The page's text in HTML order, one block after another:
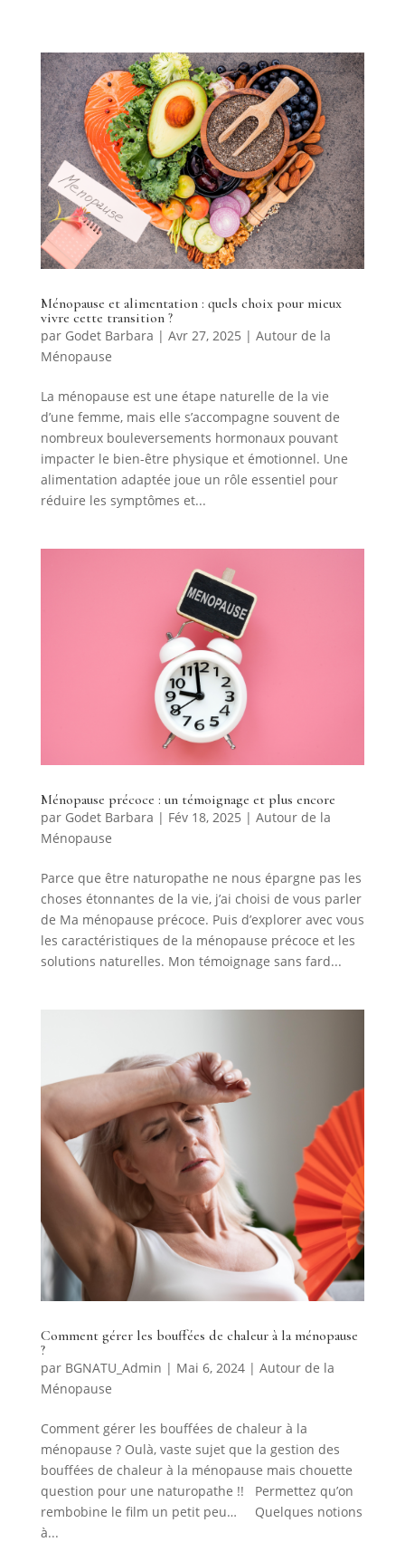
Ménopause et alimentation : quels choix pour mieux
vivre cette transition ?
par Godet Barbara | Avr 27, 2025 | Autour de la
Ménopause
La ménopause est une étape naturelle de la vie
d’une femme, mais elle s’accompagne souvent de
nombreux bouleversements hormonaux pouvant
impacter le bien-être physique et émotionnel. Une
alimentation adaptée joue un rôle essentiel pour
réduire les symptômes et...
Ménopause précoce : un témoignage et plus encore
par Godet Barbara | Fév 18, 2025 | Autour de la
Ménopause
Parce que être naturopathe ne nous épargne pas les
choses étonnantes de la vie, j’ai choisi de vous parler
de Ma ménopause précoce. Puis d’explorer avec vous
les caractéristiques de la ménopause précoce et les
solutions naturelles. Mon témoignage sans fard...
Comment gérer les bouffées de chaleur à la ménopause
?
par BGNATU_Admin | Mai 6, 2024| Autour de la
Ménopause
Comment gérer les bouffées de chaleur à la
ménopause ? Oulà, vaste sujet que la gestion des
bouffées de chaleur à la ménopause mais chouette
question pour une naturopathe !! Permettez qu’on
rembobine le film un petit peu… Quelques notions
à...